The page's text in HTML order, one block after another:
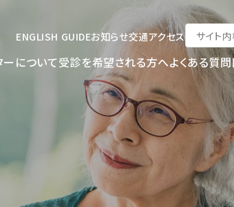
ENGLISH GUIDEお知らせ交通アクセス
ーについて受診を希望される方へよくある質問